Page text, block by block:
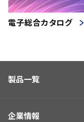
電子総合カタログ
製品一覧
企業情報